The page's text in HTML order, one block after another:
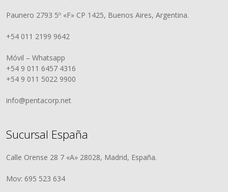
Paunero 2793 5º «F» CP 1425, Buenos Aires, Argentina.
+54 011 2199 9642
Móvil – Whatsapp
+54 9 011 6457 4316
+54 9 011 5022 9900
info@pentacorp.net
Sucursal España
Calle Orense 28 7 «A» 28028, Madrid, España.
Mov: 695 523 634